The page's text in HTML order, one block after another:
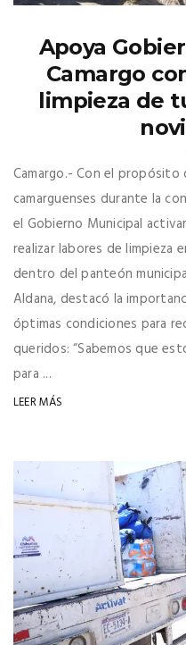
Apoya
Camargo
limpieza de
Camargo.- Con el propósito
camarguenses durante la
el Gobierno Municipal
realizar labores de limpieza
dentro del panteón
Aldana, destacó la
óptimas condiciones para
queridos: “Sabemos que
para ...
LEER MÁS